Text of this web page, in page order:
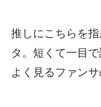
推しにこちらを
タ。短くて一目
よく見るファン